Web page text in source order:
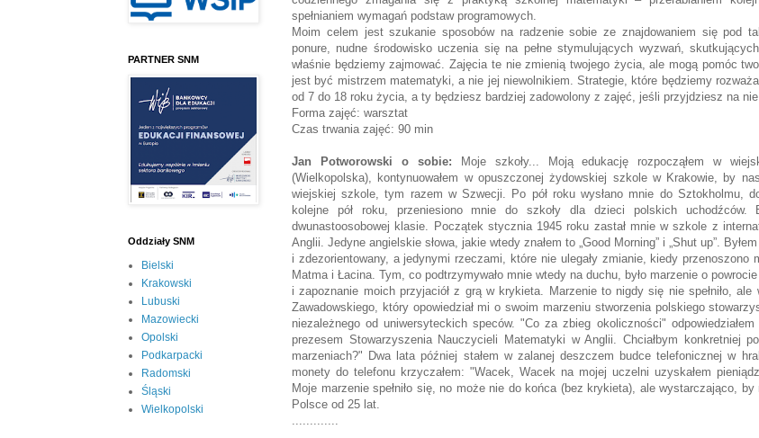
spełnianiem wymagań podstaw programowych.
Moim celem jest szukanie sposobów na radzenie sobie ze znajdowaniem się pod
ponure, nudne środowisko uczenia się na pełne stymulujących wyzwań,
właśnie będziemy zajmować. Zajęcia te nie zmienią twojego życia, ale mogą pomóc
jest być mistrzem matematyki, a nie jej niewolnikiem. Strategie, które będziemy
od 7 do 18 roku życia, a ty będziesz bardziej zadowolony z zajęć, jeśli przyjdziesz na
Forma zajęć: warsztat
Czas trwania zajęć: 90 min
Jan Potworowski o sobie:
Moje szkoły... Moją edukację rozpocząłem w
(Wielkopolska), kontynuowałem w opuszczonej żydowskiej szkole w Krakowie, by
wiejskiej szkole, tym razem w Szwecji. Po pół roku wysłano mnie do Sztokholmu,
kolejne pół roku, przeniesiono mnie do szkoły dla dzieci polskich uchodźców.
dwunastoosobowej klasie. Początek stycznia 1945 roku zastał mnie w szkole z
Anglii. Jedyne angielskie słowa, jakie wtedy znałem to „Good Morning” i „Shut up”.
i zdezorientowany, a jedynymi rzeczami, które nie ulegały zmianie, kiedy przenoszono
Matma i Łacina. Tym, co podtrzymywało mnie wtedy na duchu, było marzenie o
i zapoznanie moich przyjaciół z grą w krykieta. Marzenie to nigdy się nie spełniło, ale
Zawadowskiego, który opowiedział mi o swoim marzeniu stworzenia polskiego
niezależnego od uniwersyteckich speców. "Co za zbieg okoliczności"
prezesem Stowarzyszenia Nauczycieli Matematyki w Anglii. Chciałbym konkretniej
marzeniach?" Dwa lata później stałem w zalanej deszczem budce telefonicznej w
monety do telefonu krzyczałem: "Wacek, Wacek na mojej uczelni uzyskałem
Moje marzenie spełniło się, no może nie do końca (bez krykieta), ale wystarczająco,
Polsce od 25 lat.
.............
PARTNER SNM
Oddziały SNM
Bielski
Krakowski
Lubuski
Mazowiecki
Opolski
Podkarpacki
Radomski
Śląski
Wielkopolski